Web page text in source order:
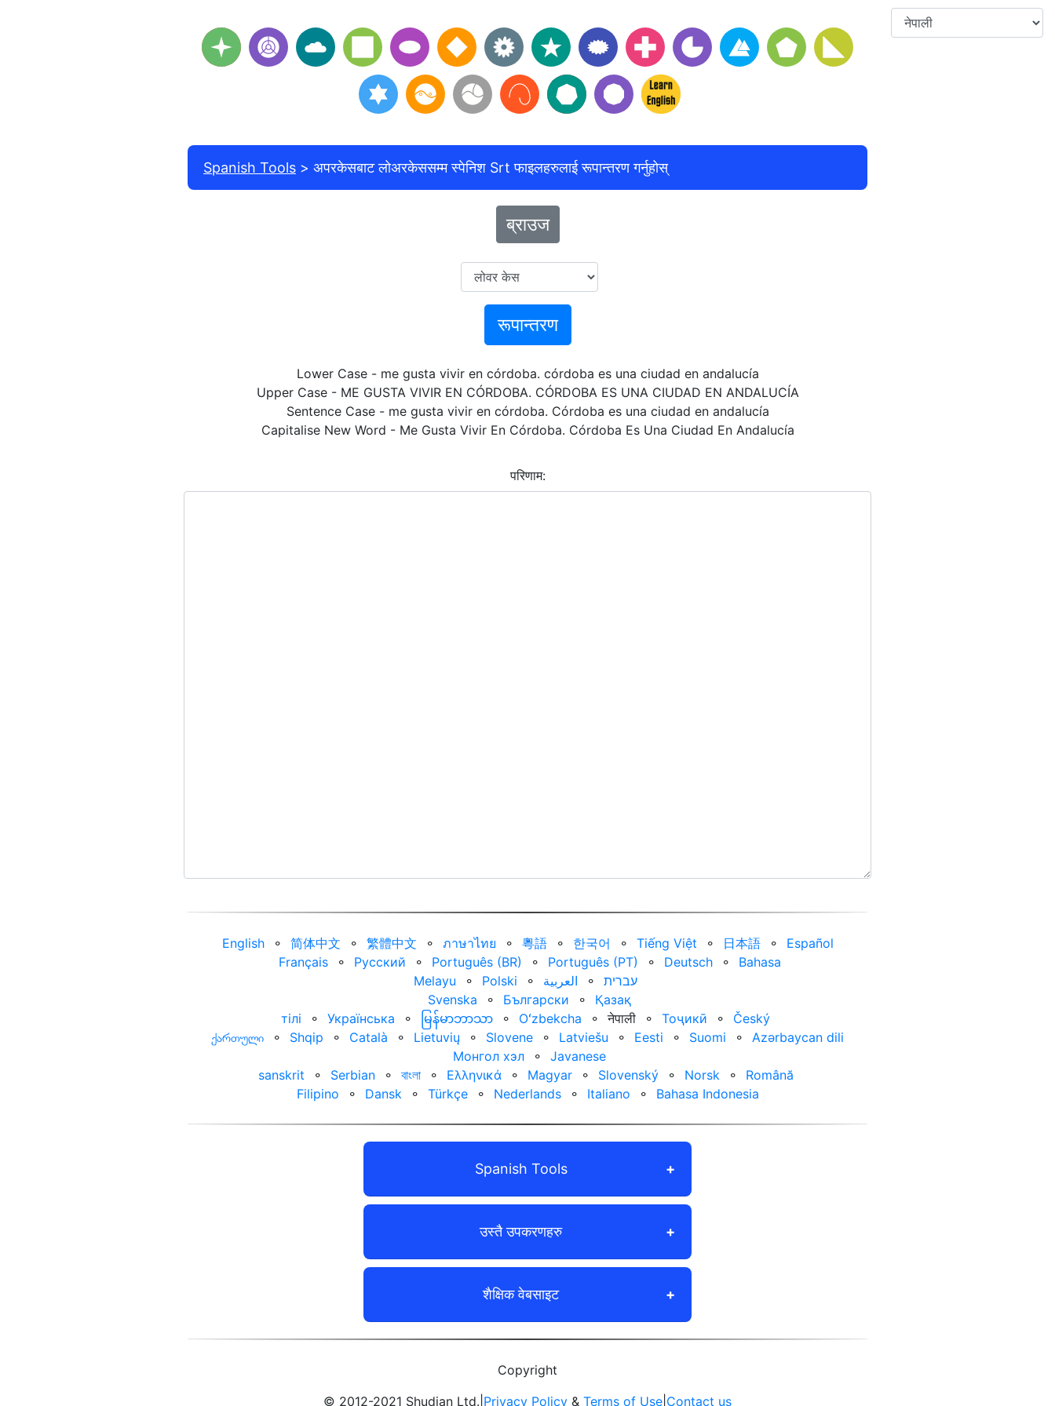
Spanish Tools अपरकेसबाट लोअरकेससम्म स्पेनिश Srt फाइलहरुलाई रूपान्तरण गर्नुहोस्
ब्राउज
रूपान्तरण
Lower Case - me gusta vivir en córdoba. córdoba es una ciudad en andalucía
Upper Case - ME GUSTA VIVIR EN CÓRDOBA. CÓRDOBA ES UNA CIUDAD EN ANDALUCÍA
Sentence Case - me gusta vivir en córdoba. Córdoba es una ciudad en andalucía
Capitalise New Word - Me Gusta Vivir En Córdoba. Córdoba Es Una Ciudad En Andalucía
परिणाम:
English ⚬ 简体中文 ⚬ 繁體中文 ⚬ ภาษาไทย ⚬ 粵語 ⚬ 한국어 ⚬ Tiếng Việt ⚬ 日本語 ⚬
Español
Français
⚬ Русский ⚬ Português (BR) ⚬ Português (PT) ⚬ Deutsch ⚬
Bahasa
Melayu
⚬ Polski ⚬ العربية‏ ⚬
עברית‏
Svenska
⚬ Български ⚬
Қазақ
тілі
⚬ Українська ⚬ မြန်မာဘာသာ ⚬ Oʻzbekcha ⚬ नेपाली ⚬ Тоҷикӣ ⚬
Český
ქართული
⚬ Shqip ⚬ Català ⚬ Lietuvių ⚬ Slovene ⚬ Latviešu ⚬ Eesti ⚬ Suomi ⚬
Azərbaycan dili
Монгол хэл
⚬
Javanese
sanskrit
⚬ Serbian ⚬ বাংলা ⚬ Ελληνικά ⚬ Magyar ⚬ Slovenský ⚬ Norsk ⚬
Română
Filipino
⚬ Dansk ⚬ Türkçe ⚬ Nederlands ⚬ Italiano ⚬ Bahasa Indonesia
Spanish Tools
उस्तै उपकरणहरु
शैक्षिक वेबसाइट
Copyright
© 2012-2021 Shudian Ltd.| Privacy Policy & Terms of Use Contact us